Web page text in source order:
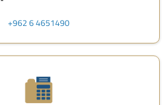
+962 6 4651490